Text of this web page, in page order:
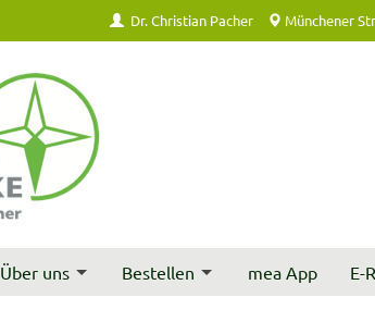
Dr. Christian Pacher Münchener
Über uns Bestellen mea App E-